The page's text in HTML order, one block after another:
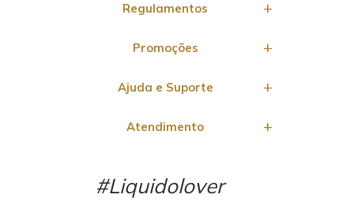
Regulamentos
Promoções
Ajuda e Suporte
Atendimento
#Liquidolover